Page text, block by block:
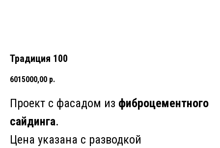
Традиция 100
6015000,00 р.
Проект с фасадом из фиброцементного
сайдинга.
Цена указана с разводкой